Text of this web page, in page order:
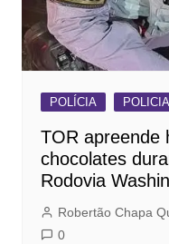
POLÍCIA
TOR apreende
chocolates
Rodovia
Robertão Chapa
0